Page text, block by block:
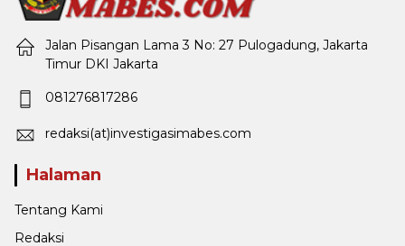
Jalan Pisangan Lama 3 No: 27 Pulogadung, Jakarta
Timur DKI Jakarta
081276817286
redaksi(at)investigasimabes.com
Halaman
Tentang Kami
Redaksi